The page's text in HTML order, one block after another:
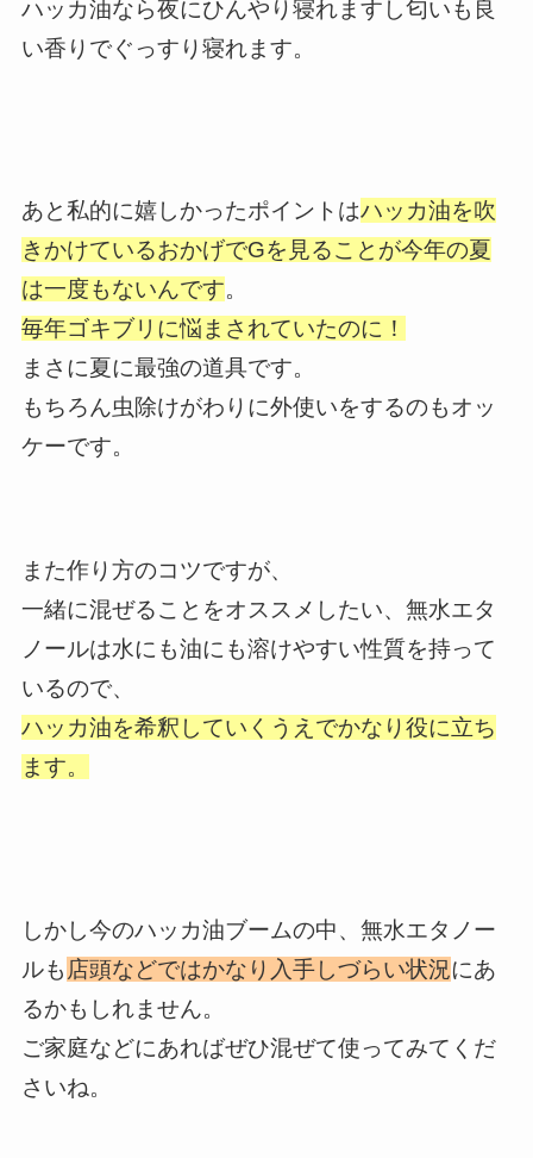
ハッカ油なら夜にひんやり寝れますし匂いも良
い香りでぐっすり寝れます。
あと私的に嬉しかったポイントはハッカ油を吹
きかけているおかげでGを見ることが今年の夏
は一度もないんです。
毎年ゴキブリに悩まされていたのに！
まさに夏に最強の道具です。
もちろん虫除けがわりに外使いをするのもオッ
ケーです。
また作り方のコツですが、
一緒に混ぜることをオススメしたい、無水エタ
ノールは水にも油にも溶けやすい性質を持って
いるので、
ハッカ油を希釈していくうえでかなり役に立ち
ます。
しかし今のハッカ油ブームの中、無水エタノー
ルも 店頭などではかなり入手しづらい状況にあ
るかもしれません。
ご家庭などにあればぜひ混ぜて使ってみてくだ
さいね。